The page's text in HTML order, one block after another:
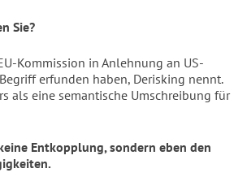
Sie?
Kommission in Anlehnung an US-
erfunden haben, Derisking nennt.
als eine semantische Umschreibung für
Entkopplung, sondern eben den